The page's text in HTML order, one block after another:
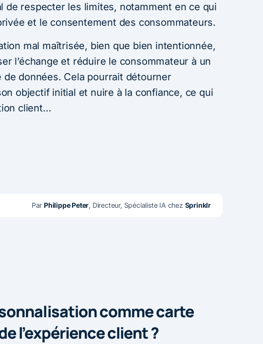
de respecter les limites, notamment en ce qui
et le consentement des consommateurs.
mal maîtrisée, bien que bien intentionnée,
l’échange et réduire le consommateur à un
de données. Cela pourrait détourner
objectif initial et nuire à la confiance, ce qui
client…
Par Philippe Peter, Directeur, Spécialiste IA chez Sprinklr
comme carte
l’expérience client ?